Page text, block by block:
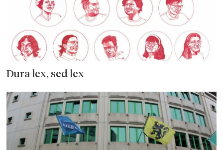
Dura lex, sed lex